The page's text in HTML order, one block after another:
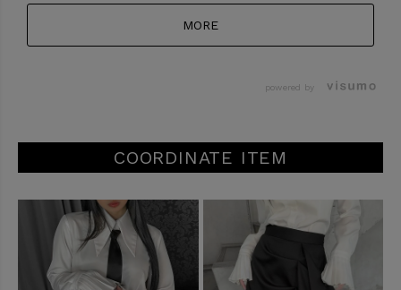
MORE
powered by
COORDINATE ITEM